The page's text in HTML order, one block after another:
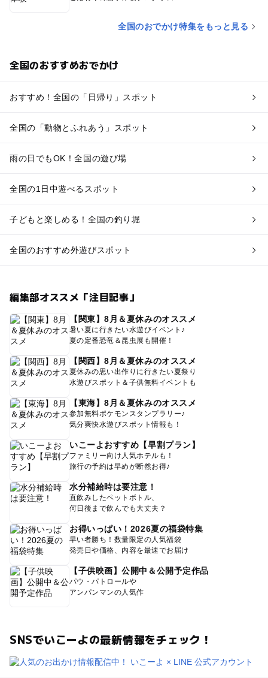
全国のおでかけ特集をもっと見る
全国のおすすめおでかけ
おすすめ！全国の「日帰り」スポット
全国の「動物とふれあう」スポット
雨の日でもOK！全国の遊び場
全国の1日中遊べるスポット
子どもと楽しめる！全国の釣り堀
全国のおすすめ外遊びスポット
編集部オススメ「注目記事」
【関東】8月＆夏休みのオススメ
暑い夏に行きたい水遊びイベント♪
夏の定番恐竜＆昆虫展も開催！
【関西】8月＆夏休みのオススメ
夏休みの思い出作りに行きたい夏祭り
水遊びスポット＆子供無料イベントも
【東海】8月＆夏休みのオススメ
参加無料ポケモンスタンプラリー♪
気分爽快水遊びスポット情報も！
いこーよおすすめ【早割プラン】
ファミリー向け人気ホテルも！
旅行の予約は早めが断然お得♪
水分補給時は要注意！
直飲みしたペットボトル、
何日後まで飲んでも大丈夫？
お得いっぱい！2026夏の福袋特集
早い者勝ち！数量限定の人気福袋
発売日や価格、内容を最速でお届け
【子供映画】公開中＆公開予定作品
パウ・パトロールや
アンパンマンの人気作
SNSでいこーよの最新情報をチェック！